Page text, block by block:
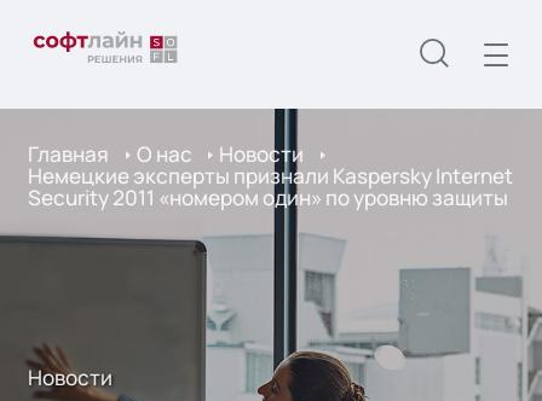
Главная О нас Новости
Немецкие эксперты признали Kaspersky Internet
Security 2011 «номером один» по уровню защиты
Новости